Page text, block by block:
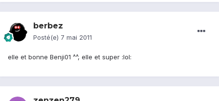
berbez
Posté(e) 7 mai 2011
elle et bonne Benji01 ^^, elle et super :lol: